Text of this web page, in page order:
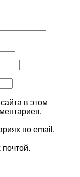
в этом
по email.